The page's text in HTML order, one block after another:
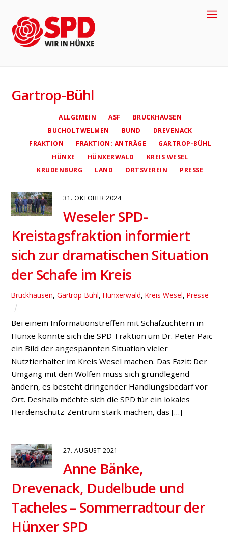
Gartrop-Bühl
ALLGEMEIN ASF
BRUCKHAUSEN
BUCHOLTWELMEN
BUND
DREVENACK
FRAKTION
FRAKTION: ANTRÄGE
GARTROP-BÜHL
HÜNXE
HÜNXERWALD
KREIS WESEL
KRUDENBURG
LAND ORTSVEREIN PRESSE
31. OKTOBER 2024
Weseler SPD-
Kreistagsfraktion informiert
sich zur dramatischen Situation
der Schafe im Kreis
Bruckhausen,Gartrop-Bühl,Hünxerwald,Kreis Wesel,Presse
Bei einem Informationstreffen mit Schafzüchtern in
Hünxe konnte sich die SPD-Fraktion um Dr. Peter Paic
ein Bild der angespannten Situation vieler
Nutztierhalter im Kreis Wesel machen. Das Fazit: Der
Umgang mit den Wölfen muss sich grundlegend
ändern, es besteht dringender Handlungsbedarf vor
Ort. Deshalb möchte sich die SPD für ein lokales
Herdenschutz-Zentrum stark machen, das […]
27. AUGUST 2021
Anne Bänke,
Drevenack, Dudelbude und
Tacheles – Sommerradtour der
Hünxer SPD